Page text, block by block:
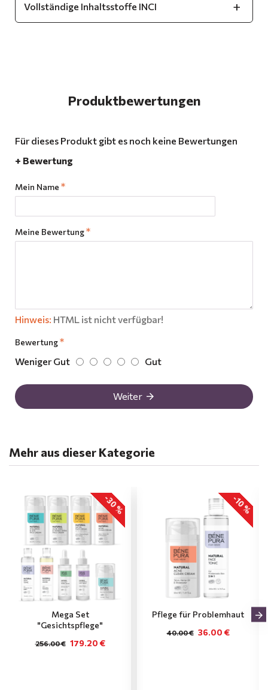
Vollständige Inhaltsstoffe INCI
Produktbewertungen
Für dieses Produkt gibt es noch keine Bewertungen
+ Bewertung
Mein Name
Meine Bewertung
Hinweis: HTML ist nicht verfügbar!
Bewertung
Weniger Gut Gut
Weiter
Mehr aus dieser Kategorie
-30 %
Mega Set
"Gesichtspflege"
179.20 €
256.00 €
-10 %
Pflege für Problemhaut
36.00 €
40.00 €